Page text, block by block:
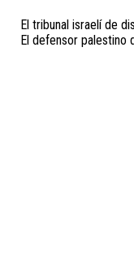
El tribunal israelí de
El defensor palestino